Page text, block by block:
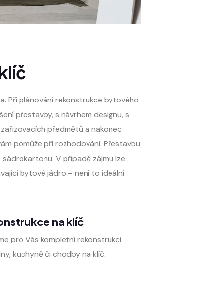
Při plánování rekonstrukce bytového
přestavby, s návrhem designu, s
předmětů a nakonec
pomůže při rozhodování. Přestavbu
V případě zájmu lze
bytové jádro – není to ideální
na klíč
pro Vás kompletní rekonstrukci
kuchyně či chodby na klíč.